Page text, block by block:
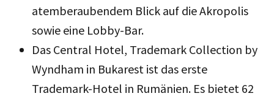
atemberaubendem Blick auf die Akropolis
sowie eine Lobby-Bar.
Das Central Hotel, Trademark Collection by
Wyndham in Bukarest ist das erste
Trademark-Hotel in Rumänien. Es bietet 62